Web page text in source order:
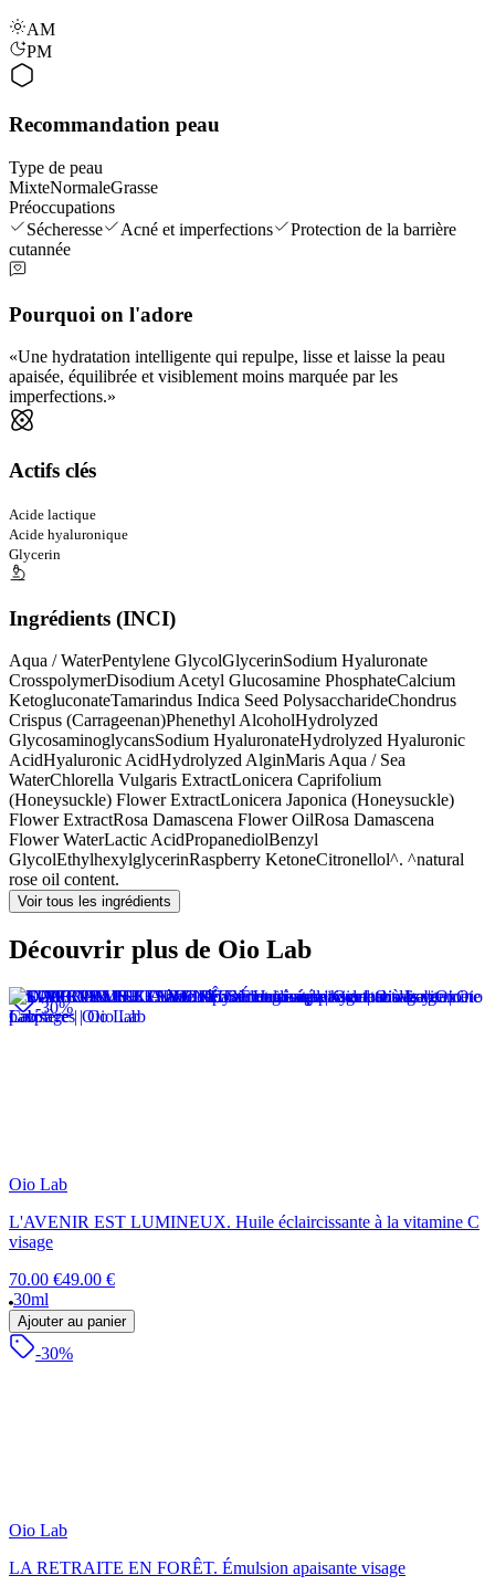
AM
PM
Recommandation peau
Type de peau
MixteNormaleGrasse
Préoccupations
Sécheresse
Acné et imperfections
Protection de la barrière
cutannée
Pourquoi on l'adore
Une hydratation intelligente qui repulpe, lisse et laisse la peau
apaisée, équilibrée et visiblement moins marquée par les
imperfections.
Actifs clés
Acide lactique
Acide hyaluronique
Glycerin
Ingrédients (INCI)
Aqua / WaterPentylene GlycolGlycerinSodium Hyaluronate
CrosspolymerDisodium Acetyl Glucosamine PhosphateCalcium
KetogluconateTamarindus Indica Seed PolysaccharideChondrus
Crispus (Carrageenan)Phenethyl AlcoholHydrolyzed
GlycosaminoglycansSodium HyaluronateHydrolyzed Hyaluronic
AcidHyaluronic AcidHydrolyzed AlginMaris Aqua / Sea
WaterChlorella Vulgaris ExtractLonicera Caprifolium
(Honeysuckle) Flower ExtractLonicera Japonica (Honeysuckle)
Flower ExtractRosa Damascena Flower OilRosa Damascena
Flower WaterLactic AcidPropanediolBenzyl
GlycolEthylhexylglycerinRaspberry KetoneCitronellol^. ^natural
rose oil content.
Voir tous les ingrédients
Découvrir plus de Oio Lab
-30%
Oio Lab
L'AVENIR EST LUMINEUX. Huile éclaircissante à la vitamine C
visage
70.00 €49.00 €
30ml
Ajouter au panier
-30%
Oio Lab
LA RETRAITE EN FORÊT. Émulsion apaisante visage